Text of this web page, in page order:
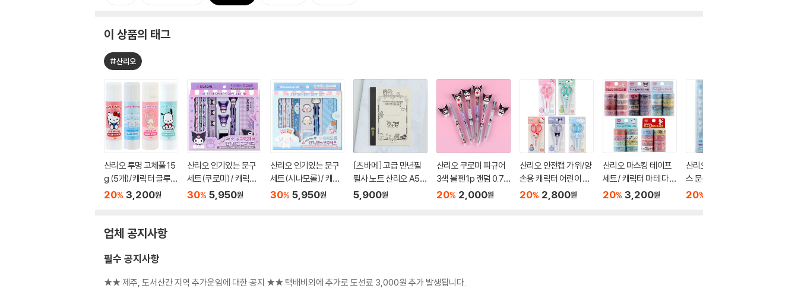
이 상품의 태그
#산리오
산리오 투명 고체풀 15
g (5개)/캐릭터 글루스
틱
20% 3,200원
산리오 인기있는 문구
세트(쿠로미)/ 캐릭터
학용품 연필 볼펜 필통
30% 5,950원
산리오 인기있는 문구
세트(시나모롤)/ 캐릭
터 학용품 연필 볼펜 연
30% 5,950원
[츠바메] 고급 만년필
필사 노트 산리오 A5
모눈
5,900원
산리오 쿠로미 피규어
3색 볼펜 1p 랜덤 0.7
mm
20% 2,000원
산리오 안전캡 가위/양
손용 캐릭터 어린이 초
등 안전가위
20% 2,800원
산리오 마스킹 테이프
세트/ 캐릭터 마테 다이
어리 꾸미기 놀이
20% 3,200원
산리오 캐릭터즈 케이
스 문구세트(시나모롤)
/ 캐릭터 학용품 연필
20%
업체 공지사항
필수 공지사항
★★ 제주, 도서산간 지역 추가운임에 대한 공지 ★★ 택배비외에 추가로 도선료 3,000원 추가 발생됩니다.